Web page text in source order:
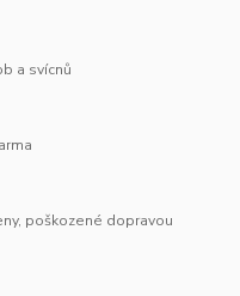
a svícnů
poškozené dopravou